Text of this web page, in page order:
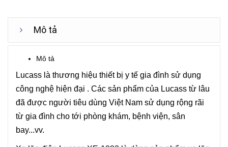
Mô tả
Mô tả
Lucass là thương hiệu thiết bị y tế gia đình sử dụng
công nghệ hiện đại . Các sản phẩm của Lucass từ lâu
đã được người tiêu dùng Việt Nam sử dụng rộng rãi
từ gia đình cho tới phòng khám, bệnh viện, sân
bay...vv.